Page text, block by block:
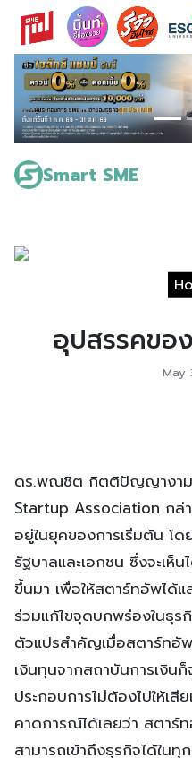
Skip
content
Smart SME
Search
for:
อุปสรรคขอ
May
ดร.พณชิต กิตติปัญญางาม
Startup Association กล่า
อยู่ในยุคของการเริ่มต้น โ
รัฐบาลและเอกชน ซึ่งจะเห็
ขึ้นมา เพื่อให้สตาร์ทอัพได้
ร่วมแก้ไขจุดบกพร่องในธุร
ตัวแปรสำคัญเมื่อสตาร์ทอั
เงินทุนจากสถาบันการเงิน
ประกอบการไม่ต้องไปให้เ
คาดการณ์ได้เลยว่า สตาร์
สามารถเข้าถึงธุรกิจได้ใน